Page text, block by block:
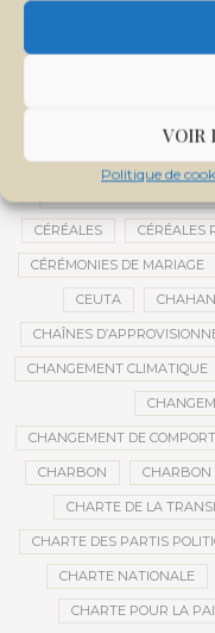
VOIR
Politique de
CENTRE
CENTRE DE SANTÉ
CENTRE
CENTRE NATIONAL DES
CÉRÉALES CÉRÉALES
CÉRÉMONIES DE MARIAGE
CEUTA
CHAÎNES
CHANGEMENT CLIMATIQUE
CHANGEMENT DE
CHARBON CHARBON
CHARTE DE LA
CHARTE DES PARTIS
CHARTE NATIONALE
CHARTE POUR LA